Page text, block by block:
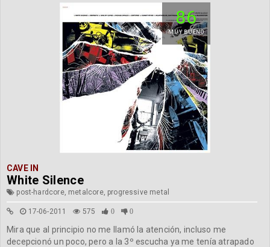
86
MUY BUENO
CAVE IN
White Silence
post-hardcore, metalcore, progressive metal
17-06-2011 575 0 0
Mira que al principio no me llamó la atención, incluso me
decepcionó un poco, pero a la 3º escucha ya me tenía atrapado